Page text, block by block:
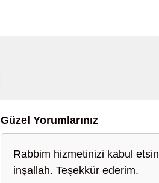
Güzel Yorumlarınız
Rabbim hizmetinizi kabul etsin
inşallah. Teşekkür ederim.